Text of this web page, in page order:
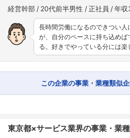
経営幹部 20代前半男性 正社員 年
長時間労働になるのできつい
が、自分のペースに持ち込め
る。好きでやっている分には
この企業の事業・業種類似
東京都×サービス業界の事業・業